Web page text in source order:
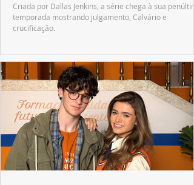
Criada por Dallas Jenkins, a série chega à sua
temporada mostrando julgamento, Calvário e
crucificação.